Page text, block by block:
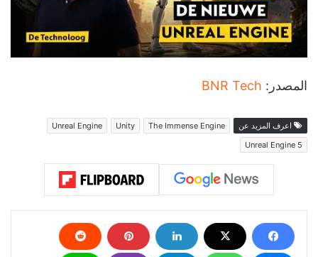
المصدر:
اعرف المزيد عن The Immense Engine
Unity
Unreal Engine
Unreal Engine 5